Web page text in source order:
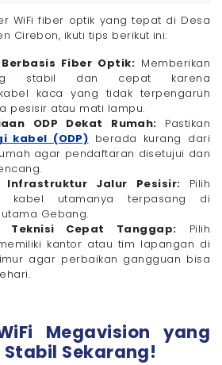
WiFi fiber optik yang tepat di Desa
Cirebon, ikuti tips berikut ini:
Fiber Optik: Memberikan
stabil dan cepat karena
kaca yang tidak terpengaruh
pesisir atau mati lampu.
ODP Dekat Rumah: Pastikan
kabel (ODP) berada kurang dari
agar pendaftaran disetujui dan
Infrastruktur Jalur Pesisir: Pilih
kabel utamanya terpasang di
Gebang.
Teknisi Cepat Tanggap: Pilih
kantor atau tim lapangan di
agar perbaikan gangguan bisa
Megavision yang
Sekarang!